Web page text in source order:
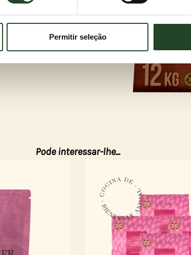
Permitir seleção
LITTER oferece tudo o que se
do aroma que prefiras.
Pode interessar-lhe...